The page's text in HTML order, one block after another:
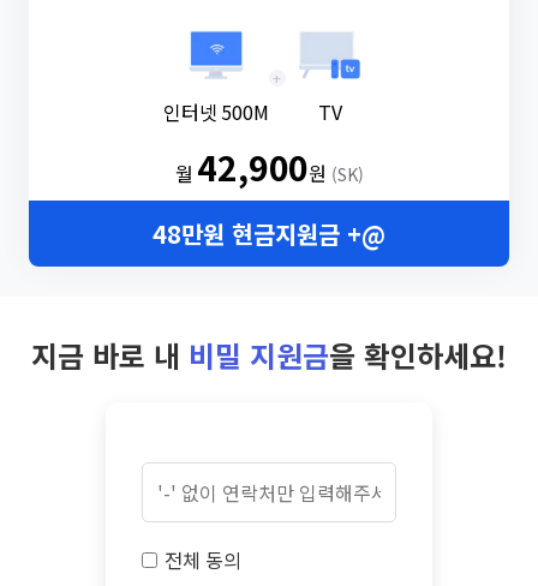
인터넷 500M
+
TV
월 42,900원 (SK)
48만원 현금지원금 +@
지금 바로 내 비밀 지원금을 확인하세요!
전체 동의